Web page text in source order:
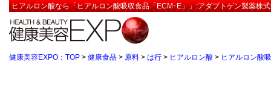
ヒアルロン酸なら「ヒアルロン酸吸収食品「ECM･E」」:アダプトゲン製薬株
健康美容EXPO：TOP > 健康食品 > 原料 > は行 > ヒアルロン酸 > ヒアルロン酸